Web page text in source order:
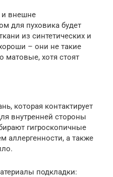
внешне
для пуховика будет
из синтетических и
– они не такие
матовые, хотя стоят
которая контактирует
внутренней стороны
гигроскопичные
аллергенности, а также
подкладки: